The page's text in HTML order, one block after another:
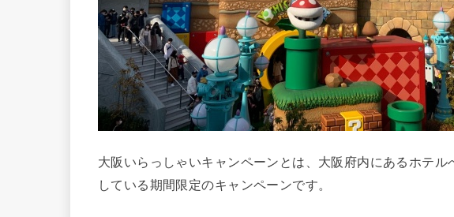
大阪いらっしゃいキャンペーンとは、大阪府内にあるホテ
している期間限定のキャンペーンです。